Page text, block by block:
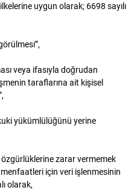
uygun olarak; 6698 sayılı
veya ifasıyla doğrudan
taraflarına ait kişisel
yükümlülüğünü yerine
zarar vermemek
için veri işlenmesinin
olarak,